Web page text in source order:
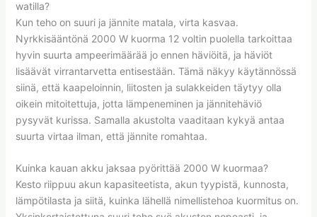
watilla?
Kun teho on suuri ja jännite matala, virta kasvaa.
Nyrkkisääntönä 2000 W kuorma 12 voltin puolella tarkoittaa
hyvin suurta ampeerimäärää jo ennen häviöitä, ja häviöt
lisäävät virrantarvetta entisestään. Tämä näkyy käytännössä
siinä, että kaapeloinnin, liitosten ja sulakkeiden täytyy olla
oikein mitoitettuja, jotta lämpeneminen ja jännitehäviö
pysyvät kurissa. Samalla akustolta vaaditaan kykyä antaa
suurta virtaa ilman, että jännite romahtaa.
Kuinka kauan akku jaksaa pyörittää 2000 W kuormaa?
Kesto riippuu akun kapasiteetista, akun tyypistä, kunnosta,
lämpötilasta ja siitä, kuinka lähellä nimellistehoa kuormitus on.